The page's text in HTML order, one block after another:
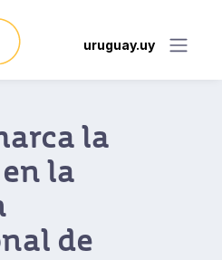
uruguay.uy
como el
América